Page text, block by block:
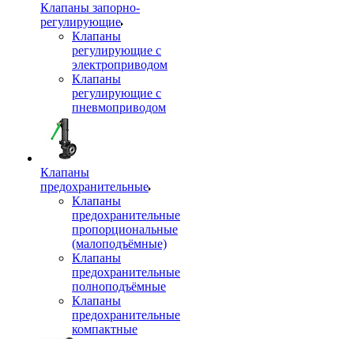
Клапаны запорно-
регулирующие
Клапаны
регулирующие с
электроприводом
Клапаны
регулирующие с
пневмоприводом
Клапаны
предохранительные
Клапаны
предохранительные
пропорциональные
(малоподъёмные)
Клапаны
предохранительные
полноподъёмные
Клапаны
предохранительные
компактные